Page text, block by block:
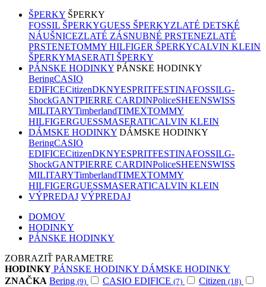
ŠPERKY ŠPERKY
FOSSIL ŠPERKYGUESS ŠPERKYZLATÉ DETSKÉ
NÁUŠNICEZLATÉ ZÁSNUBNÉ PRSTENEZLATÉ
PRSTENETOMMY HILFIGER ŠPERKYCALVIN KLEIN
ŠPERKYMASERATI ŠPERKY
PÁNSKE HODINKY PÁNSKE HODINKY
BeringCASIO
EDIFICECitizenDKNYESPRITFESTINAFOSSILG-
ShockGANTPIERRE CARDINPoliceSHEENSWISS
MILITARYTimberlandTIMEXTOMMY
HILFIGERGUESSMASERATICALVIN KLEIN
DÁMSKE HODINKY DÁMSKE HODINKY
BeringCASIO
EDIFICECitizenDKNYESPRITFESTINAFOSSILG-
ShockGANTPIERRE CARDINPoliceSHEENSWISS
MILITARYTimberlandTIMEXTOMMY
HILFIGERGUESSMASERATICALVIN KLEIN
VÝPREDAJ VÝPREDAJ
DOMOV
HODINKY
PÁNSKE HODINKY
ZOBRAZIŤ PARAMETRE
HODINKY PÁNSKE HODINKY DÁMSKE HODINKY
ZNAČKA Bering (9) CASIO EDIFICE (7) Citizen (18)